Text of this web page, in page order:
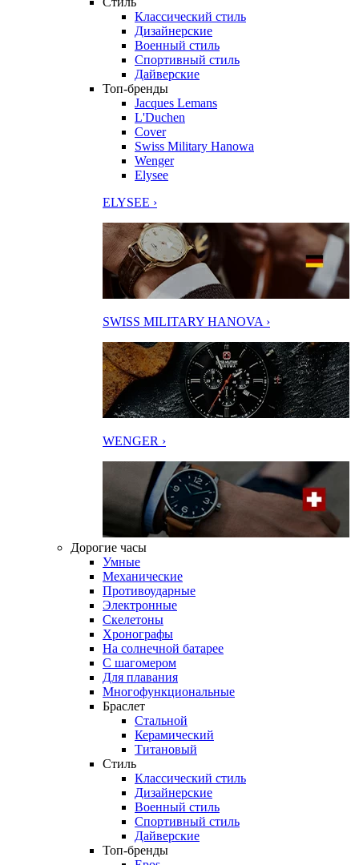
Классический стиль
Дизайнерские
Военный стиль
Спортивный стиль
Дайверские
Топ-бренды
Jacques Lemans
L'Duchen
Cover
Swiss Military Hanowa
Wenger
Elysee
ELYSEE ›
SWISS MILITARY HANOVA ›
WENGER ›
Дорогие часы
Умные
Механические
Противоударные
Электронные
Скелетоны
Хронографы
На солнечной батарее
С шагомером
Для плавания
Многофункциональные
Браслет
Стальной
Керамический
Титановый
Стиль
Классический стиль
Дизайнерские
Военный стиль
Спортивный стиль
Дайверские
Топ-бренды